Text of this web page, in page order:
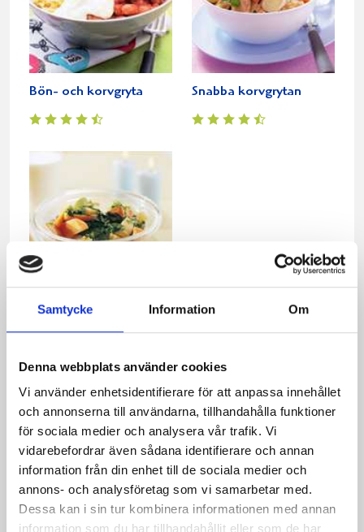
Samtycke Information Om
Denna webbplats använder cookies
Vi använder enhetsidentifierare för att anpassa innehållet
och annonserna till användarna, tillhandahålla funktioner
för sociala medier och analysera vår trafik. Vi
vidarebefordrar även sådana identifierare och annan
information från din enhet till de sociala medier och
annons- och analysföretag som vi samarbetar med.
Dessa kan i sin tur kombinera informationen med annan
information som du har tillhandahållit eller som de har
Bön- och korvgryta Snabba korvgrytan
Snabba korvgrytan
Relaterade recept:
gryta korv korvgryta ugn
korvgryta chorizo
snabba korvgrytan
korvgryta huvudrätt
korvgryta i ugn lk tomater lk
korvgryta i ugn lök tomater lök
korvgryta i ugn med lk tomater lk
korvgryta i ugn med lök tomater lök